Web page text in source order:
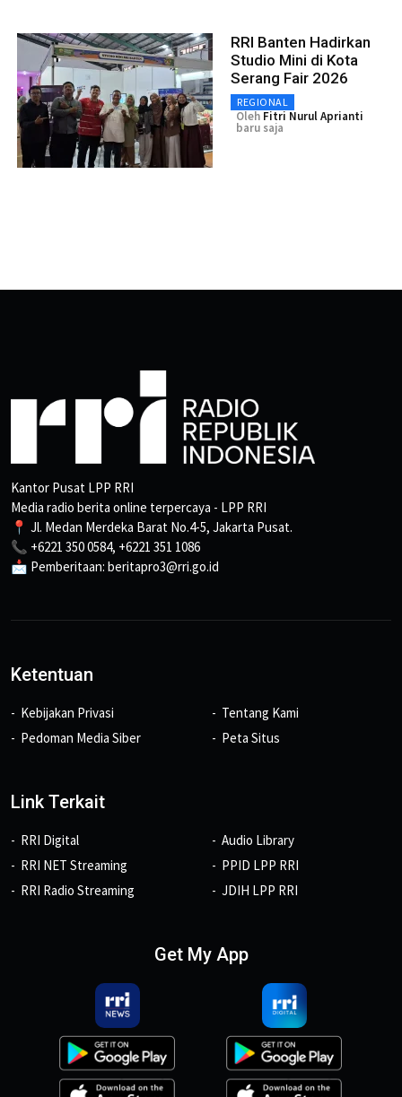
RRI Banten Hadirkan
Studio Mini di Kota
Serang Fair 2026
REGIONAL
Oleh Fitri Nurul Aprianti
baru saja
Kantor Pusat LPP RRI
Media radio berita online terpercaya - LPP RRI
📍 Jl. Medan Merdeka Barat No.4-5, Jakarta Pusat.
📞 +6221 350 0584, +6221 351 1086
📩 Pemberitaan: beritapro3@rri.go.id
Ketentuan
Kebijakan Privasi
Pedoman Media Siber
Tentang Kami
Peta Situs
Link Terkait
RRI Digital
RRI NET Streaming
RRI Radio Streaming
Audio Library
PPID LPP RRI
JDIH LPP RRI
Get My App